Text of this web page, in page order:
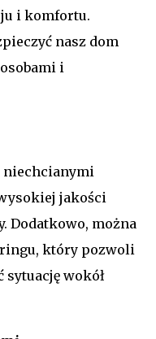
i komfortu.
nasz dom
i
niechcianymi
jakości
Dodatkowo, można
który pozwoli
sytuację wokół